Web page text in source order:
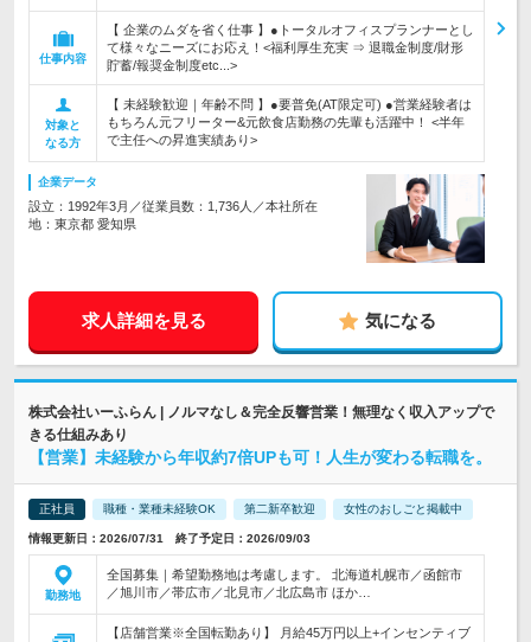
仕事内容
【 企業のムダを省く仕事 】●トータルオフィスプランナーとし
て様々なニーズにお応え！<福利厚生充実 ⇒ 退職金制度/財形
貯蓄/報奨金制度etc...>
対象と
なる方
【 未経験歓迎｜年齢不問 】●要普免(AT限定可) ●営業経験者は
もちろん元フリーター&元飲食店勤務の先輩も活躍中！ <半年
で主任への昇進実績あり>
企業データ
設立：1992年3月／従業員数：1,736人／本社所在
地：東京都 愛知県
求人詳細を見る 気になる
株式会社いーふらん | ノルマなし＆完全反響営業！無理なく収入アップで
きる仕組みあり
【営業】未経験から年収約7倍UPも可！人生が変わる転職を。
正社員 職種・業種未経験OK 第二新卒歓迎 女性のおしごと掲載中
情報更新日：2026/07/31 終了予定日：2026/09/03
勤務地
全国募集｜希望勤務地は考慮します。 北海道札幌市／函館市
／旭川市／帯広市／北見市／北広島市 ほか…
【店舗営業※全国転勤あり】 月給45万円以上+インセンティブ